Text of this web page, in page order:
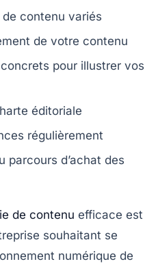
contenu variés
de votre contenu
concrets pour illustrer vos
éditoriale
régulièrement
parcours d’achat des
de contenu efficace est
souhaitant se
numérique de